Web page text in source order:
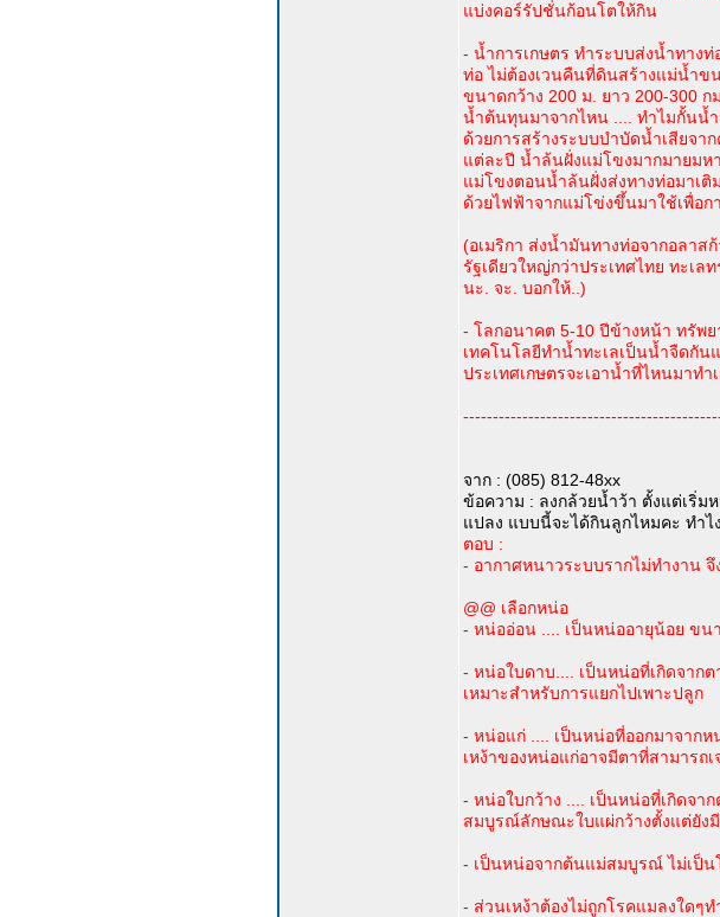
แบ่งคอร์รัปชั่นก้อนโตให้กิน
- น้ำการเกษตร ทำระบบส่งน้ำทาง
ท่อ ไม่ต้องเวนคืนที่ดินสร้างแม่น้ำข
ขนาดกว้าง 200 ม. ยาว 200-300
น้ำต้นทุนมาจากไหน .... ทำไมกั้นน้ำ
ด้วยการสร้างระบบบำบัดน้ำเสียจา
แต่ละปี น้ำล้นฝั่งแม่โขงมากมายมห
แม่โขงตอนน้ำล้นฝั่งส่งทางท่อมาเติ
ด้วยไฟฟ้าจากแม่โข่งขึ้นมาใช้เพื่อก
(อเมริกา ส่งน้ำมันทางท่อจากอลาส
รัฐเดียวใหญ่กว่าประเทศไทย ทะเล
นะ. จะ. บอกให้..)
- โลกอนาคต 5-10 ปีข้างหน้า ทรัพ
เทคโนโลยีทำน้ำทะเลเป็นน้ำจืดกัน
ประเทศเกษตรจะเอาน้ำที่ไหนมาทำ
จาก : (085) 812-48xx
ข้อความ : ลงกล้วยน้ำว้า ตั้งแต่เริ่ม
แปลง แบบนี้จะได้กินลูกไหมคะ ทำไ
ตอบ :
- อากาศหนาวระบบรากไม่ทำงาน จึ
@@ เลือกหน่อ
- หน่ออ่อน .... เป็นหน่ออายุน้อย ขน
- หน่อใบดาบ.... เป็นหน่อที่เกิดจาก
เหมาะสำหรับการแยกไปเพาะปลูก
- หน่อแก่ .... เป็นหน่อที่ออกมาจาก
เหง้าของหน่อแก่อาจมีตาที่สามารถ
- หน่อใบกว้าง .... เป็นหน่อที่เกิดจา
สมบูรณ์ลักษณะใบแผ่กว้างตั้งแต่ยัง
- เป็นหน่อจากต้นแม่สมบูรณ์ ไม่เป็น
- ส่วนเหง้าต้องไม่ถูกโรคแมลงใดๆท